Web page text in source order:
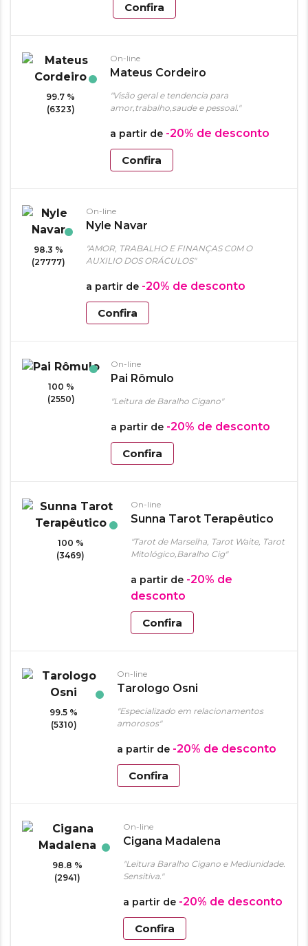
Confira
99.7 %
(6323)
On-line
Mateus Cordeiro
"Visão geral e tendencia para
amor,trabalho,saude e pessoal."
a partir de -20% de desconto
Confira
98.3 %
(27777)
On-line
Nyle Navar
"AMOR, TRABALHO E FINANÇAS C0M O
AUXILIO DOS ORÁCULOS"
a partir de -20% de desconto
Confira
100 %
(2550)
On-line
Pai Rômulo
"Leitura de Baralho Cigano"
a partir de -20% de desconto
Confira
100 %
(3469)
On-line
Sunna Tarot Terapêutico
"Tarot de Marselha, Tarot Waite, Tarot
Mitológico,Baralho Cig"
a partir de -20% de
desconto
Confira
99.5 %
(5310)
On-line
Tarologo Osni
"Especializado em relacionamentos
amorosos"
a partir de -20% de desconto
Confira
98.8 %
(2941)
On-line
Cigana Madalena
"Leitura Baralho Cigano e Mediunidade.
Sensitiva."
a partir de -20% de desconto
Confira